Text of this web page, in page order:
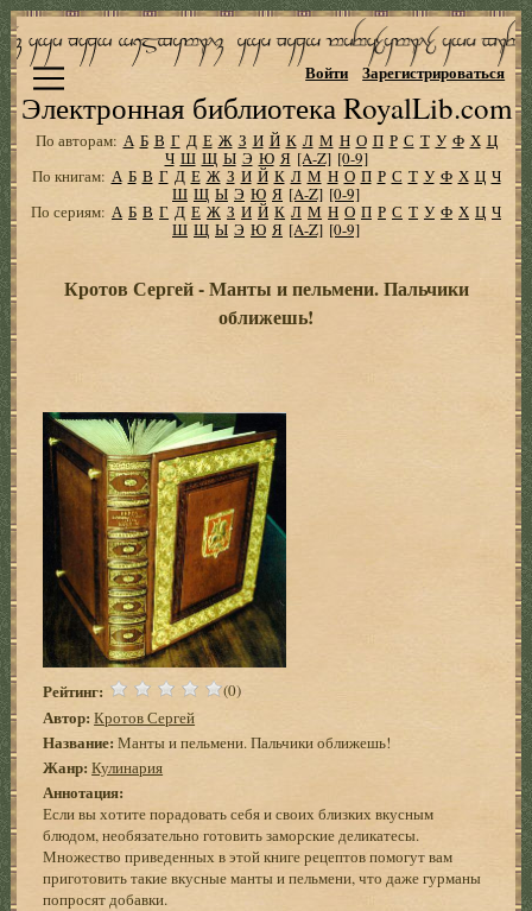
Электронная библиотека RoyalLib.com
Войти Зарегистрироваться
По авторам: А Б В Г Д Е Ж З И Й К Л М Н О П Р С Т У Ф Х Ц
Ч Ш Щ Ы Э Ю Я [A-Z] [0-9]
По книгам: А Б В Г Д Е Ж З И Й К Л М Н О П Р С Т У Ф Х Ц Ч
Ш Щ Ы Э Ю Я [A-Z] [0-9]
По сериям: А Б В Г Д Е Ж З И Й К Л М Н О П Р С Т У Ф Х Ц Ч
Ш Щ Ы Э Ю Я [A-Z] [0-9]
Кротов Сергей - Манты и пельмени. Пальчики
оближешь!
Рейтинг: (0)
Автор: Кротов Сергей
Название: Манты и пельмени. Пальчики оближешь!
Жанр: Кулинария
Аннотация:
Если вы хотите порадовать себя и своих близких вкусным
блюдом, необязательно готовить заморские деликатесы.
Множество приведенных в этой книге рецептов помогут вам
приготовить такие вкусные манты и пельмени, что даже гурманы
попросят добавки.